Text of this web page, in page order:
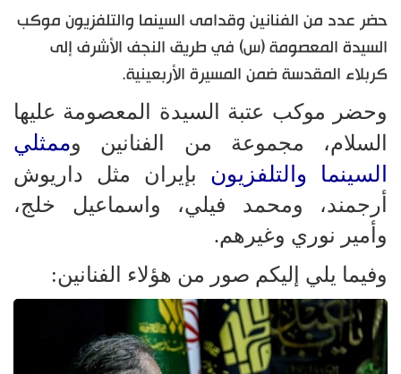
حضر عدد من الفنانين وقدامى السينما والتلفزيون موكب
السيدة المعصومة (س) في طريق النجف الأشرف إلى
كربلاء المقدسة ضمن المسيرة الأربعينية.
وحضر موكب عتبة السيدة المعصومة عليها
السلام، مجموعة من الفنانين وممثلي
السينما والتلفزيون بإيران مثل داريوش
أرجمند، ومحمد فيلي، واسماعيل خلج،
وأمير نوري وغيرهم.
وفيما يلي إليكم صور من هؤلاء الفنانين: